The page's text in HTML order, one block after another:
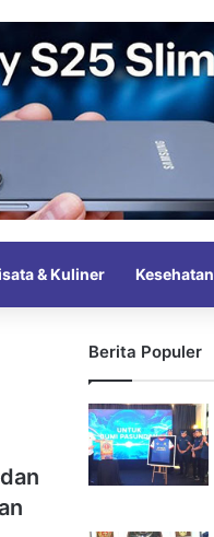
& Kuliner Kesehatan
Berita Populer